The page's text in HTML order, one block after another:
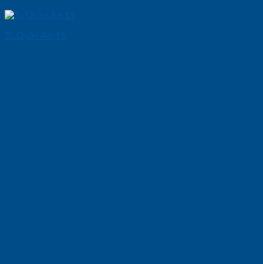
Tủ Quần Áo 15